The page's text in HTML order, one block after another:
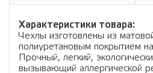
Характеристики товара:
Чехлы изготовлены из
полиуретановым покрытием
Прочный, легкий,
вызывающий аллергической